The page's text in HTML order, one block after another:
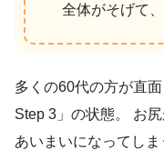
全体がそげて
多くの60代の方が直
Step 3」の状態。 お
あいまいになってし